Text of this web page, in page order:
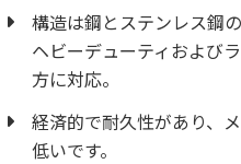
構造は鋼とステンレス鋼
ヘビーデューティおよび
方に対応。
経済的で耐久性があり、
低いです。